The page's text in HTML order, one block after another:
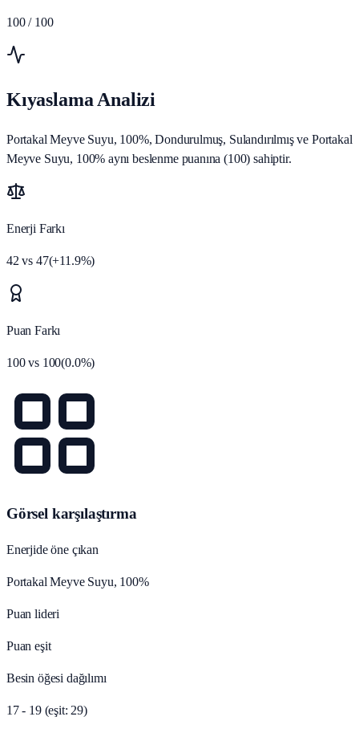
100 / 100
Kıyaslama Analizi
Portakal Meyve Suyu, 100%, Dondurulmuş, Sulandırılmış ve Portakal
Meyve Suyu, 100% aynı beslenme puanına (100) sahiptir.
Enerji Farkı
42 vs 47(+11.9%)
Puan Farkı
100vs 100(0.0%)
Görsel karşılaştırma
Enerjide öne çıkan
Portakal Meyve Suyu, 100%
Puan lideri
Puan eşit
Besin öğesi dağılımı
17 - 19 (eşit: 29)